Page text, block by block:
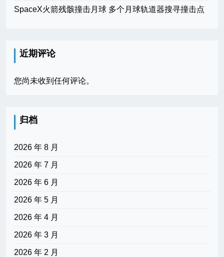
SpaceX火箭残骸撞击月球 多个月球轨道器搜寻撞击点
近期评论
您尚未收到任何评论。
归档
2026 年 8 月
2026 年 7 月
2026 年 6 月
2026 年 5 月
2026 年 4 月
2026 年 3 月
2026 年 2 月